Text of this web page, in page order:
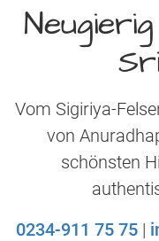
Vom Sigiriya-
von
schönsten
0234-911 75 75 |